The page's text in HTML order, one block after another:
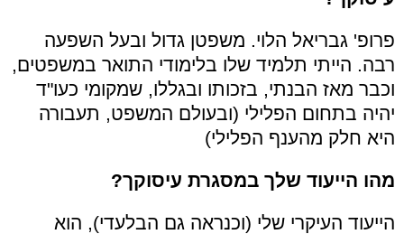
פרופ' גבריאל הלוי. משפטן גדול ובעל השפעה
רבה. הייתי תלמיד שלו בלימודי התואר במשפטים,
וכבר מאז הבנתי, בזכותו ובגללו, שמקומי כעו"ד
יהיה בתחום הפלילי (ובעולם המשפט, תעבורה
היא חלק מהענף הפלילי)
מהו הייעוד שלך במסגרת עיסוקך?
הייעוד העיקרי שלי (וכנראה גם הבלעדי), הוא